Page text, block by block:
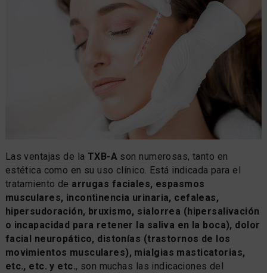
Las ventajas de la TXB-A son numerosas, tanto en
estética como en su uso clínico. Está indicada para el
tratamiento de arrugas faciales, espasmos
musculares, incontinencia urinaria, cefaleas,
hipersudoración, bruxismo, sialorrea (hipersalivación
o incapacidad para retener la saliva en la boca), dolor
facial neuropático, distonías (trastornos de los
movimientos musculares), mialgias masticatorias,
etc., etc. y etc., son muchas las indicaciones del